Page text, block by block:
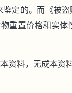
定的。而《被
重置价格和实
资料，无成本资